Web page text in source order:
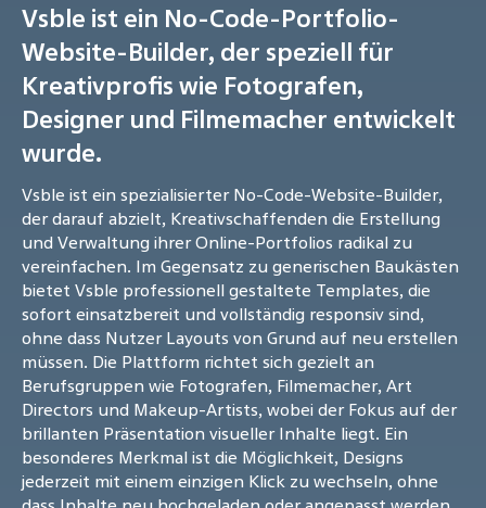
Vsble ist ein No-Code-Portfolio-
Website-Builder, der speziell für
Kreativprofis wie Fotografen,
Designer und Filmemacher entwickelt
wurde.
Vsble ist ein spezialisierter No-Code-Website-Builder,
der darauf abzielt, Kreativschaffenden die Erstellung
und Verwaltung ihrer Online-Portfolios radikal zu
vereinfachen. Im Gegensatz zu generischen Baukästen
bietet Vsble professionell gestaltete Templates, die
sofort einsatzbereit und vollständig responsiv sind,
ohne dass Nutzer Layouts von Grund auf neu erstellen
müssen. Die Plattform richtet sich gezielt an
Berufsgruppen wie Fotografen, Filmemacher, Art
Directors und Makeup-Artists, wobei der Fokus auf der
brillanten Präsentation visueller Inhalte liegt. Ein
besonderes Merkmal ist die Möglichkeit, Designs
jederzeit mit einem einzigen Klick zu wechseln, ohne